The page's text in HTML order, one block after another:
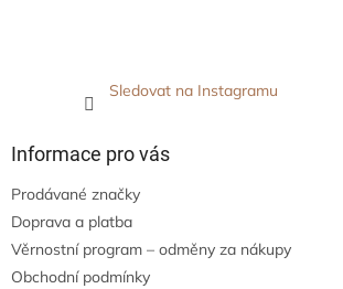
Sledovat na Instagramu
Informace pro vás
Prodávané značky
Doprava a platba
Věrnostní program – odměny za nákupy
Obchodní podmínky